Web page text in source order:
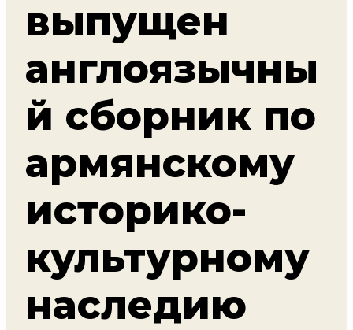
выпущен
англоязычны
й сборник по
армянскому
историко-
культурному
наследию